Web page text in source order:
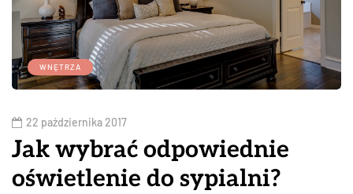
WNĘTRZA
22 października 2017
Jak wybrać odpowiednie
oświetlenie do sypialni?